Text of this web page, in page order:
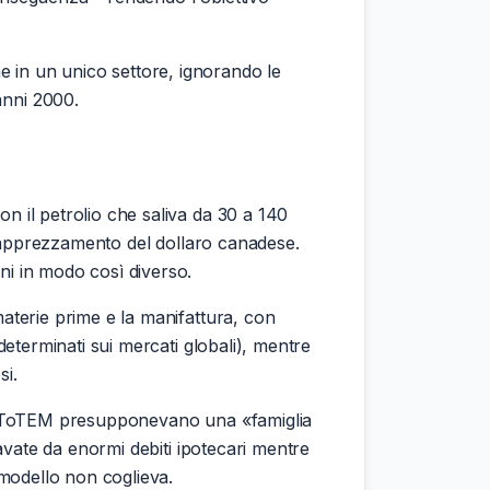
in un unico settore, ignorando le
2000.
il petrolio che saliva da 30 a 140
del dollaro canadese.
in modo così diverso.
prime e la manifattura, con
sui mercati globali), mentre
presupponevano una «famiglia
da enormi debiti ipotecari mentre
non coglieva.